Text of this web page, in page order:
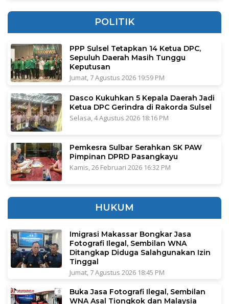
POLITIK
PPP Sulsel Tetapkan 14 Ketua DPC,
Sepuluh Daerah Masih Tunggu
Keputusan
Jumat, 7 Agustus 2026 19:59 PM
Dasco Kukuhkan 5 Kepala Daerah Jadi
Ketua DPC Gerindra di Rakorda Sulsel
Selasa, 4 Agustus 2026 18:16 PM
Pemkesra Sulbar Serahkan SK PAW
Pimpinan DPRD Pasangkayu
Kamis, 26 Februari 2026 16:32 PM
HUKUM
Imigrasi Makassar Bongkar Jasa
Fotografi Ilegal, Sembilan WNA
Ditangkap Diduga Salahgunakan Izin
Tinggal
Jumat, 7 Agustus 2026 18:45 PM
Buka Jasa Fotografi Ilegal, Sembilan
WNA Asal Tiongkok dan Malaysia